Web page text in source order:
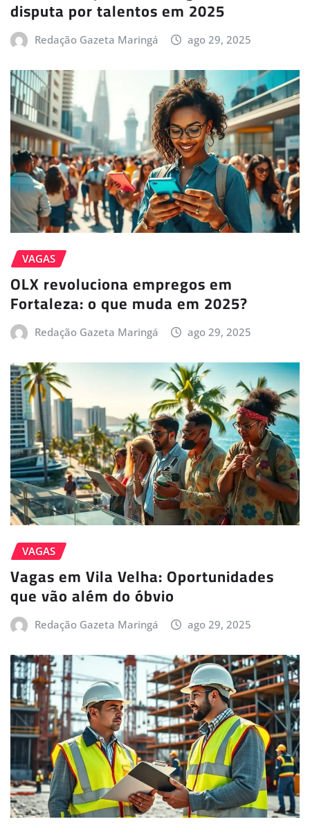
disputa por talentos em 2025
Redação Gazeta Maringá ago 29, 2025
VAGAS
OLX revoluciona empregos em
Fortaleza: o que muda em 2025?
Redação Gazeta Maringá ago 29, 2025
VAGAS
Vagas em Vila Velha: Oportunidades
que vão além do óbvio
Redação Gazeta Maringá ago 29, 2025